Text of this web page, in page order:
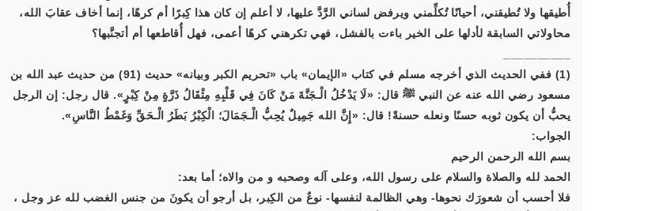
أُطيقها ولا تُطيقني، أحيانًا تُكلِّمني ويرفض لساني الرَّدَّ عليها، لا أعلم إن كان هذا كِبرًا أم كرهًا، إنما أخاف عقابَ الله،
محاولاتي السابقة لأدلها على الخير باءت بالفشل، فهي تكرهني كرهًا أعمى، فهل أُقاطعها أم أتجنَّبها؟
(1) ففي الحديث الذي أخرجه مسلم في كتاب «الإيمان» باب «تحريم الكبر وبيانه» حديث (91) من حديث عبد الله بن
مسعود رضي الله عنه عن النبي ﷺ قال: «لَا يَدْخُلُ الْـجَنَّةَ مَنْ كَانَ فِي قَلْبِهِ مِثْقَالُ ذَرَّةٍ مِنْ كِبْرٍ». قال رجل: إن الرجل
يحبُّ أن يكون ثوبه حسنًا ونعله حسنةً! قال: «إِنَّ الله جَمِيلٌ يُحِبُّ الْـجَمَالَ؛ الْكِبْرُ بَطَرُ الْـحَقِّ وَغَمْطُ النَّاسِ».
الجواب:
بسم الله الرحمن الرحيم
الحمد لله والصلاة والسلام على رسول الله، وعلى آله وصحبه و من والاه؛ أما بعد:
فلا أحسب أن شعورَك نحوها- وهي الظالمة لنفسها- نوعٌ من الكِبر، بل أرجو أن يكونَ من جنس الغضب لله عز وجل ،